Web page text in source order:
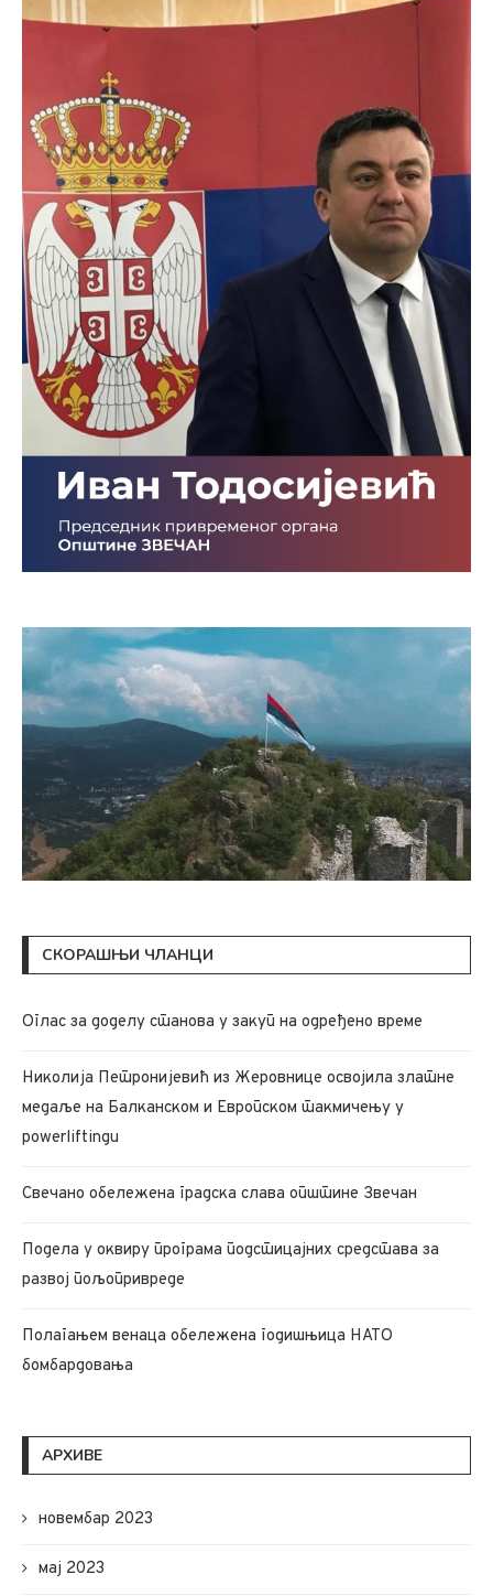
СКОРАШЊИ ЧЛАНЦИ
Oглас за доделу станова у закуп на одређено време
Николија Петронијевић из Жеровнице освојила златне
медаље на Балканском и Европском такмичењу у
powerliftingu
Свечано обележена градска слава општине Звечан
Подела у оквиру програма подстицајних средстава за
развој пољопривреде
Полагањем венаца обележена годишњица НАТО
бомбардовања
АРХИВЕ
новембар 2023
мај 2023